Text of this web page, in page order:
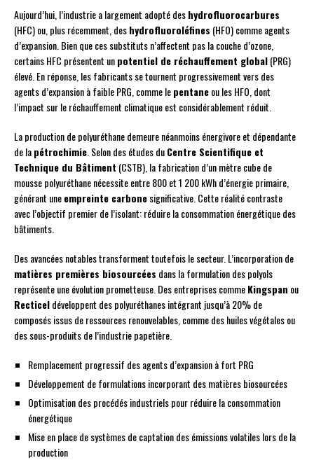
Aujourd’hui, l’industrie a largement adopté deshydrofluorocarbures
(HFC) ou, plus récemment, deshydrofluoroléfines (HFO) comme agents
d’expansion. Bien que ces substituts n’affectent pas la couche d’ozone,
certains HFC présentent unpotentiel de réchauffement global(PRG)
élevé. En réponse, les fabricants se tournent progressivement vers des
agents d’expansion à faible PRG, comme lepentaneou les HFO, dont
l’impact sur le réchauffement climatique est considérablement réduit.
La production de polyuréthane demeure néanmoins énergivore et dépendante
de lapétrochimie . Selon des études duCentre Scientifique et
Technique du Bâtiment (CSTB), la fabrication d’un mètre cube de
mousse polyuréthane nécessite entre 800 et 1 200 kWh d’énergie primaire,
générant uneempreinte carbonesignificative. Cette réalité contraste
avec l’objectif premier de l’isolant: réduire la consommation énergétique des
bâtiments.
Des avancées notables transforment toutefois le secteur. L’incorporation de
matières premières biosourcées dans la formulation des polyols
représente une évolution prometteuse. Des entreprises commeKingspan ou
Recticeldéveloppent des polyuréthanes intégrant jusqu’à 20% de
composés issus de ressources renouvelables, comme des huiles végétales ou
des sous-produits de l’industrie papetière.
Remplacement progressif des agents d’expansion à fort PRG
Développement de formulations incorporant des matières biosourcées
Optimisation des procédés industriels pour réduire la consommation
énergétique
Mise en place de systèmes de captation des émissions volatiles lors de la
production